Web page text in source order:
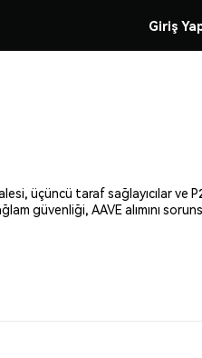
Giriş
üçüncü taraf sağlayıcılar ve
güvenliği, AAVE alımını